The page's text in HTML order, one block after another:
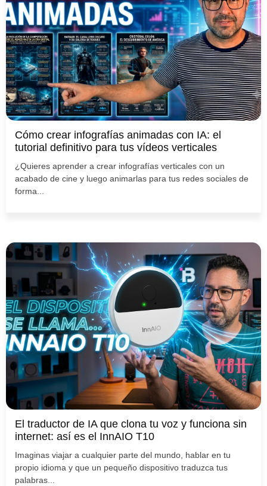
Cómo crear infografías animadas con IA: el
tutorial definitivo para tus vídeos verticales
¿Quieres aprender a crear infografías verticales con un
acabado de cine y luego animarlas para tus redes sociales de
forma...
El traductor de IA que clona tu voz y funciona sin
internet: así es el InnAIO T10
Imaginas viajar a cualquier parte del mundo, hablar en tu
propio idioma y que un pequeño dispositivo traduzca tus
palabras...